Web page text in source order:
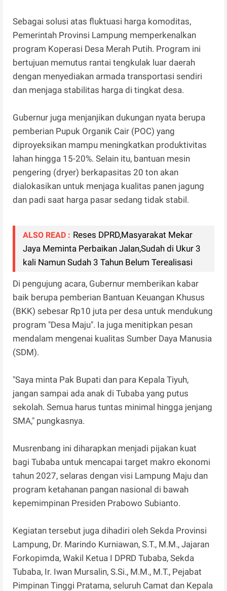
Sebagai solusi atas fluktuasi harga komoditas,
Pemerintah Provinsi Lampung memperkenalkan
program Koperasi Desa Merah Putih. Program ini
bertujuan memutus rantai tengkulak luar daerah
dengan menyediakan armada transportasi sendiri
dan menjaga stabilitas harga di tingkat desa.
Gubernur juga menjanjikan dukungan nyata berupa
pemberian Pupuk Organik Cair (POC) yang
diproyeksikan mampu meningkatkan produktivitas
lahan hingga 15-20%. Selain itu, bantuan mesin
pengering (dryer) berkapasitas 20 ton akan
dialokasikan untuk menjaga kualitas panen jagung
dan padi saat harga pasar sedang tidak stabil.
ALSO READ : Reses DPRD,Masyarakat Mekar
Jaya Meminta Perbaikan Jalan,Sudah di Ukur 3
kali Namun Sudah 3 Tahun Belum Terealisasi
Di pengujung acara, Gubernur memberikan kabar
baik berupa pemberian Bantuan Keuangan Khusus
(BKK) sebesar Rp10 juta per desa untuk mendukung
program "Desa Maju". Ia juga menitipkan pesan
mendalam mengenai kualitas Sumber Daya Manusia
(SDM).
"Saya minta Pak Bupati dan para Kepala Tiyuh,
jangan sampai ada anak di Tubaba yang putus
sekolah. Semua harus tuntas minimal hingga jenjang
SMA," pungkasnya.
Musrenbang ini diharapkan menjadi pijakan kuat
bagi Tubaba untuk mencapai target makro ekonomi
tahun 2027, selaras dengan visi Lampung Maju dan
program ketahanan pangan nasional di bawah
kepemimpinan Presiden Prabowo Subianto.
Kegiatan tersebut juga dihadiri oleh Sekda Provinsi
Lampung, Dr. Marindo Kurniawan, S.T., M.M., Jajaran
Forkopimda, Wakil Ketua I DPRD Tubaba, Sekda
Tubaba, Ir. Iwan Mursalin, S.Si., M.M., M.T., Pejabat
Pimpinan Tinggi Pratama, seluruh Camat dan Kepala